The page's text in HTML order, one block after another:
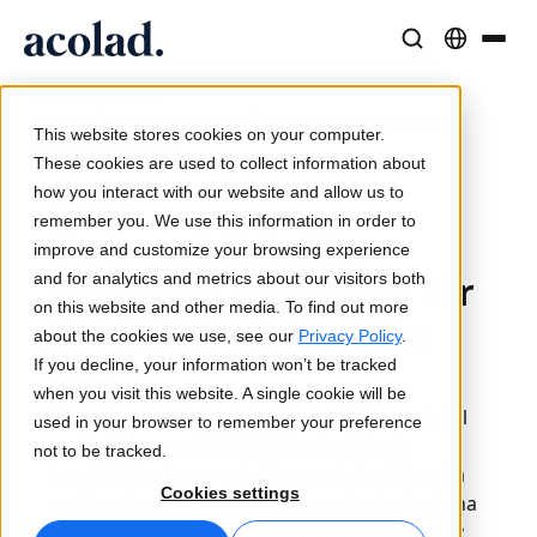
This website stores cookies on your computer.
These cookies are used to collect information about
how you interact with our website and allow us to
remember you. We use this information in order to
improve and customize your browsing experience
and for analytics and metrics about our visitors both
on this website and other media. To find out more
about the cookies we use, see our Privacy Policy.
If you decline, your information won’t be tracked
when you visit this website. A single cookie will be
used in your browser to remember your preference
not to be tracked.
Cookies settings
Översättning
AI-hastighet, mänsklig precision
Tolkning
Sömlös kommunikation var som helst
Media och underhållning
Ta berättelser till varje skärm
Konsult- och outsourcingtjänster
Lia Translate
Omedelbara översättningar i linje med ert varumärke
Anslutning
Arbetsflödesintegration gjord enkel
AI-tolkning
Röstöversättning i realtid
Kvalitetssäkring
Kundcase
Verkliga resultat från våra kunder
Artiklar
Expertperspektiv på globalt innehåll
E-böcker
Fördjupande guider och strategier
Webbinarier on demand
Om Acolad
Hållbarhet
Partners
Nyheter
Insights från CSA
9 juli 2024
Bertrand Gstalder
förutspår framtiden för
AI i CEO Insights från
CSA
”Allt eftersom vi stadigt och snabbt övergår till
en tidsålder med AI-förbättrade globala
innehållslösningar och lämnar de traditionella
språkcentrerade strukturerna och strategierna